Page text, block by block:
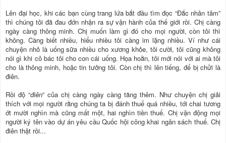
Lên đại học, khi các bạn cùng trang lứa bắt đầu tìm đọc “Đắc nhân tâm”
thì chúng tôi đã đau đớn nhận ra sự vận hành của thế giới rồi. Chị càng
ngày càng thông minh. Chị muốn làm gì đó cho mọi người, còn tôi thì
không. Càng biết nhiều, hiểu nhiều tôi càng im lặng nhiều. Ví như cái
chuyện nhỏ là uống sữa nhiều cho xương khỏe, tôi cười, tôi cũng không
nói gì khi cô bác tôi cho con cái uống. Họa hoằn, tôi mới nói với ai mà tôi
cho là thông minh, hoặc tin tưởng tôi. Còn chị thì lên tiếng, để bị chửi là
điên.
Rồi độ “điên” của chị càng ngày càng tăng thêm. Như chuyện chị giải
thích với mọi người rằng chúng ta bị đánh thuế quá nhiều, tới chai tương
ớt mười nghìn mà cũng mất một, hai nghìn tiền thuế. Chị vận động mọi
người ký tên vào dự án yêu cầu Quốc hội công khai ngân sách thuế. Chị
điên thật rồi...